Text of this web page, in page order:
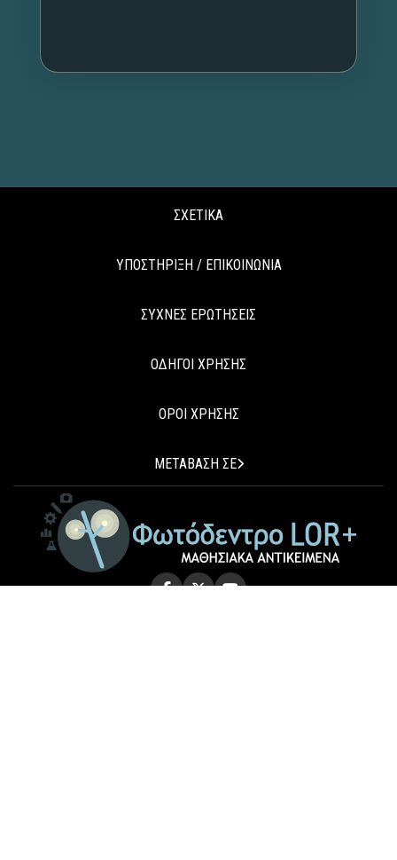
ΣΧΕΤΙΚΑ
ΥΠΟΣΤΗΡΙΞΗ / ΕΠΙΚΟΙΝΩΝΙΑ
ΣΥΧΝΕΣ ΕΡΩΤΗΣΕΙΣ
ΟΔΗΓΟΙ ΧΡΗΣΗΣ
ΟΡΟΙ ΧΡΗΣΗΣ
ΜΕΤΑΒΑΣΗ ΣΕ